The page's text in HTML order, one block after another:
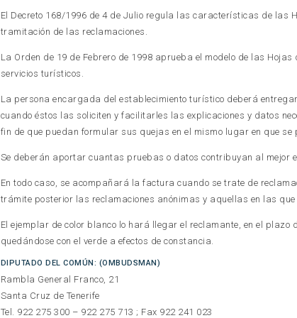
El Decreto 168/1996 de 4 de Julio regula las características de las
tramitación de las reclamaciones.
La Orden de 19 de Febrero de 1998 aprueba el modelo de las
servicios turísticos.
La persona encargada del establecimiento turístico deberá
cuando éstos las soliciten y facilitarles las explicaciones y datos
fin de que puedan formular sus quejas en el mismo lugar en que se
Se deberán aportar cuantas pruebas o datos contribuyan al mejor
En todo caso, se acompañará la factura cuando se trate de
trámite posterior las reclamaciones anónimas y aquellas en las
El ejemplar de color blanco lo hará llegar el reclamante, en el
quedándose con el verde a efectos de constancia.
DIPUTADO DEL COMÚN: (OMBUDSMAN)
Rambla General Franco, 21
Santa Cruz de Tenerife
Tel. 922 275 300 – 922 275 713 ; Fax 922 241 023